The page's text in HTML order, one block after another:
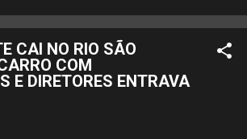
CAI NO RIO SÃO
COM
E DIRETORES ENTRAVA